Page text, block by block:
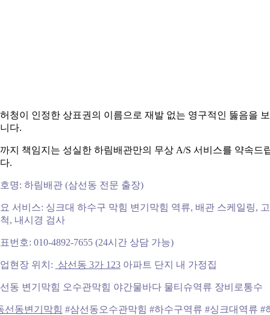
청이 인정한 상표권의 이름으로 재발 없는 영구적인 뚫음을
다.
지 책임지는 성실한 하림배관만의 무상 A/S 서비스를 약속드
.
명: 하림배관 (삼선동 전문 출장)
서비스: 싱크대 하수구 막힘 변기막힘 역류, 배관 스케일링,
, 내시경 검사
번호: 010-4892-7655 (24시간 상담 가능)
현장 위치: 삼선동 3가 123아파트 단지 내 가정집
동 변기막힘 오수관막힘 야간물바다 물티슈역류 장비로통수
선동변기막힘 #삼선동오수관막힘 #하수구역류 #싱크대역류 #